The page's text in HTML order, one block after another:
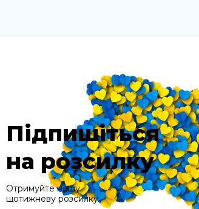
Підпишіться
на розсилку
Отримуйте нашу
щотижневу розсилку